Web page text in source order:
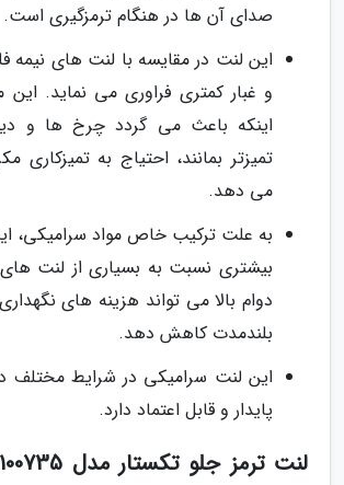
صدای آن ها در هنگام ترمزگیری است.
این لنت در مقایسه با لنت های نیمه
و غبار کمتری فراوری می نماید. این
اینکه باعث می گردد چرخ ها و
تمیزتر بمانند، احتیاج به تمیزکاری
می دهد.
به علت ترکیب خاص مواد سرامیکی،
بیشتری نسبت به بسیاری از لنت های
دوام بالا می تواند هزینه های
بلندمدت کاهش دهد.
این لنت سرامیکی در شرایط مختلف
پایدار و قابل اعتماد دارد.